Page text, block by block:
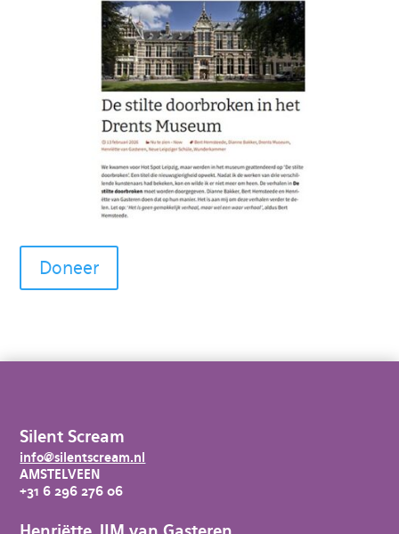
Doneer
Silent Scream
info@silentscream.nl
AMSTELVEEN
+31 6 296 276 06